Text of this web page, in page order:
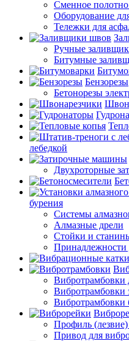
Сменное полотно
Оборудование
Тележки для
Ручные
Битумные
Бензорезы
Бетонорезы
лебедкой
Двухроторные
бурения
Системы
Алмазные дрели
Стойки и
Принадлежности
Вибротрамбовки
Вибротрамбовки
Вибротрамбовки
Профиль
Привод для